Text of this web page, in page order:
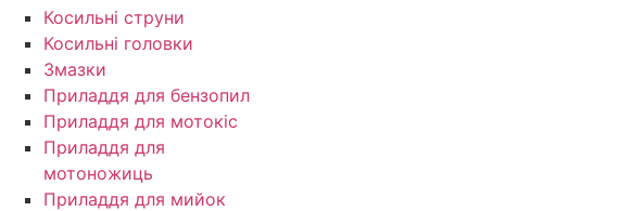
Косильні струни
Косильні головки
Змазки
Приладдя для бензопил
Приладдя для мотокіс
Приладдя для
мотоножиць
Приладдя для мийок